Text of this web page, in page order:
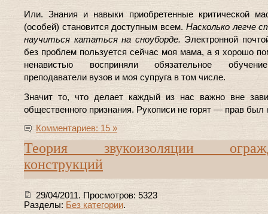
Или. Знания и навыки приобретенные критической
(особей) становится доступным всем. Насколько легче
научиться кататься на сноуборде. Электронной
без проблем пользуется сейчас моя мама, а я хорошо
ненавистью восприняли обязательное
преподаватели вузов и моя супруга в том числе.
Значит то, что делает каждый из нас важно вне
общественного признания. Рукописи не горят — прав был
Комментариев: 15 »
Теория звукоизоляции
конструкций
29/04/2011. Просмотров: 5323
Разделы: Без категории.